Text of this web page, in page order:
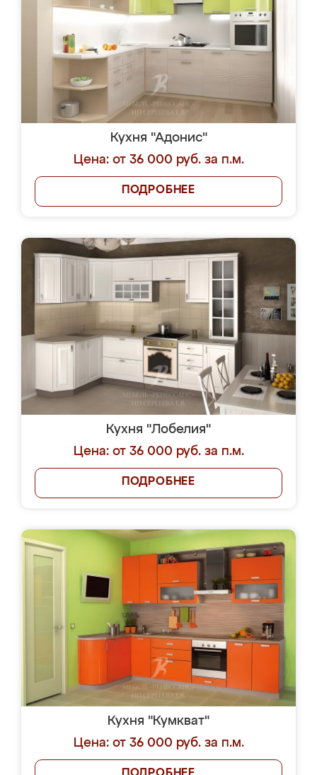
Кухня "Адонис"
Цена: от 36 000 руб. за п.м.
ПОДРОБНЕЕ
Кухня "Лобелия"
Цена: от 36 000 руб. за п.м.
ПОДРОБНЕЕ
Кухня "Кумкват"
Цена: от 36 000 руб. за п.м.